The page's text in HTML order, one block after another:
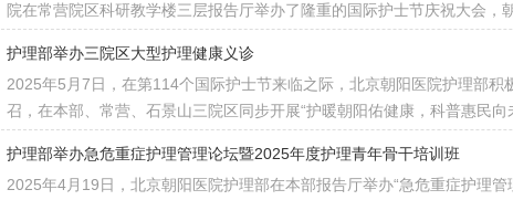
院在常营院区科研教学楼三层报告厅举办了隆重的国际护士节庆祝大会，
护理部举办三院区大型护理健康义诊
2025年5月7日，在第114个国际护士节来临之际，北京朝阳医院护理部积
召，在本部、常营、石景山三院区同步开展“护暖朝阳佑健康，科普惠民向
护理部举办急危重症护理管理论坛暨2025年度护理青年骨干培训班
2025年4月19日，北京朝阳医院护理部在本部报告厅举办“急危重症护理管